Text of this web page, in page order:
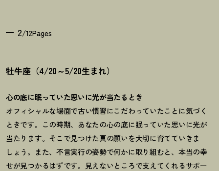
2/12Pages
牡牛座（4/20～5/20生まれ）
心の底に眠っていた思いに光が当たるとき
オフィシャルな場面で古い慣習にこだわっていたことに気づく
ときです。この時期、あなたの心の底に眠っていた思いに光が
当たります。そこで見つけた真の願いを大切に育てていきま
しょう。また、不言実行の姿勢で何かに取り組むと、本当の幸
せが見つかるはずです。見えないところで支えてくれるサポー